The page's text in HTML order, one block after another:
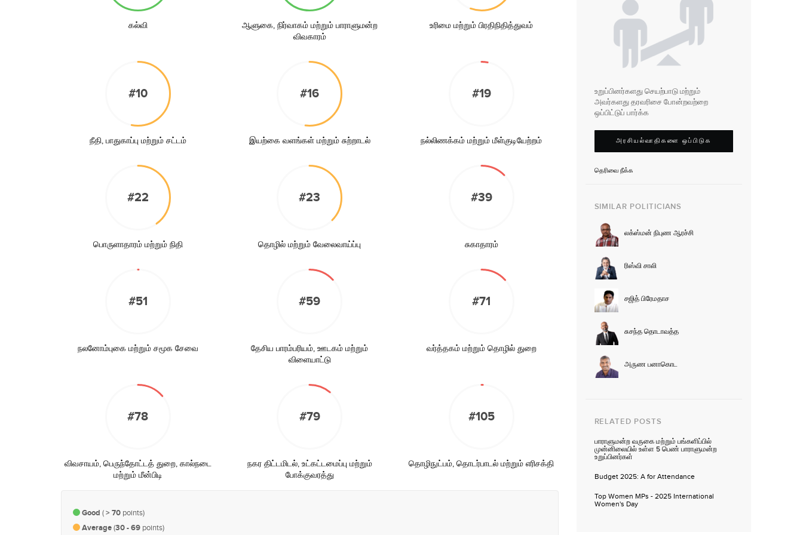
கல்வி
ஆளுகை, நிர்வாகம் மற்றும் பாராளுமன்ற
விவகாரம்
உரிமை மற்றும் பிரதிநிதித்துவம்
#10
நீதி, பாதுகாப்பு மற்றும் சட்டம்
#16
இயற்கை வளங்கள் மற்றும் சுற்றாடல்
#19
நல்லிணக்கம் மற்றும் மீள்குடியேற்றம்
#22
பொருளாதாரம் மற்றும் நிதி
#23
தொழில் மற்றும் வேலைவாய்ப்பு
#39
சுகாதாரம்
#51
நலனோம்புகை மற்றும் சமூக சேவை
#59
தேசிய பாரம்பரியம், ஊடகம் மற்றும்
விளையாட்டு
#71
வர்த்தகம் மற்றும் தொழில் துறை
#78
விவசாயம், பெருந்தோட்டத் துறை, கால்நடை
மற்றும் மீன்பிடி
#79
நகர திட்டமிடல், உட்கட்டமைப்பு மற்றும்
போக்குவரத்து
#105
தொழிநுட்பம், தொடர்பாடல் மற்றும் எரிசக்தி
Good (> 70 points)
Average(30 - 69 points)
உறுப்பினர்களது செயற்பாடு மற்றும்
அவர்களது தரவரிசை போன்றவற்றை
ஒப்பிட்டுப் பார்க்க
அரசியல்வாதிகளை ஒப்பிடுக
தெரிவை நீக்க
SIMILAR POLITICIANS
லக்ஸ்மன் நிபுண ஆரச்சி
ரிஸ்வி சாலி
சஜித் பிரேமதாச
சுசந்த தொடாவத்த
அருண பனாகொட
RELATED POSTS
பாராளுமன்ற வருகை மற்றும் பங்களிப்பில்
முன்னிலையில் உள்ள 5 பெண் பாராளுமன்ற
உறுப்பினர்கள்
Budget 2025: A for Attendance
Top Women MPs - 2025 International
Women's Day